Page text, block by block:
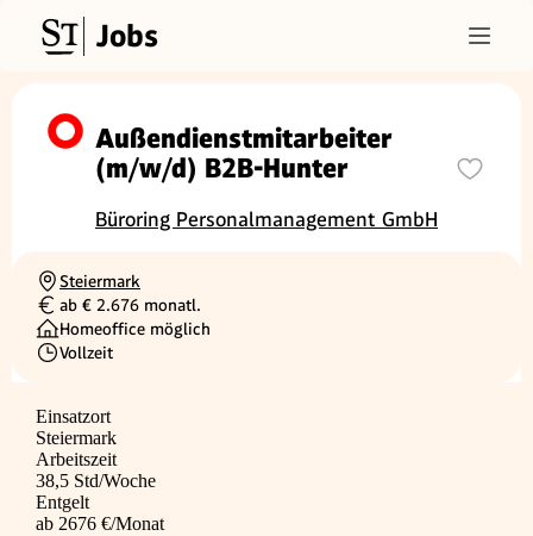
Jobs
Außendienstmitarbeiter
(m/w/d) B2B-Hunter
Büroring Personalmanagement GmbH
Ortschaft
Steiermark
Gehalt
ab € 2.676 monatl.
Homeoffice möglich
Beschäftigungsart
Vollzeit
Einsatzort
Steiermark
Arbeitszeit
38,5 Std/Woche
Entgelt
ab 2676 €/Monat